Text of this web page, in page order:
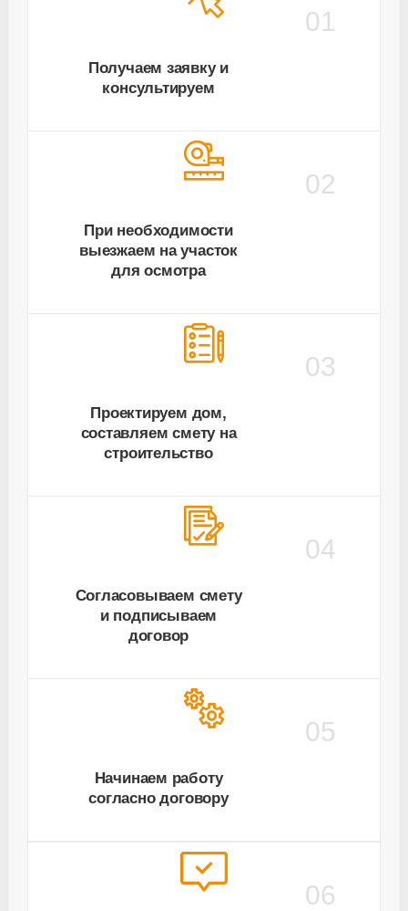
01
Получаем заявку и
консультируем
02
При необходимости
выезжаем на участок
для осмотра
03
Проектируем дом,
составляем смету на
строительство
04
Согласовываем смету
и подписываем
договор
05
Начинаем работу
согласно договору
06